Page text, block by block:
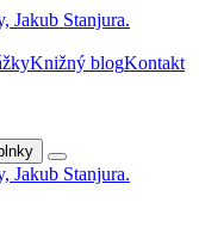
Knižný blogKontakt